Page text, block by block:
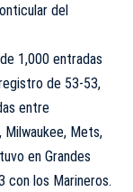
del
1,000 entradas
de 53-53,
entre
Milwaukee, Mets,
en Grandes
con los Marineros.